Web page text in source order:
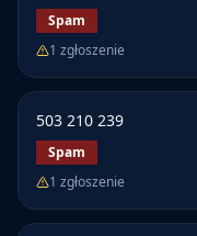
Spam
1 zgłoszenie
503 210 239
Spam
1 zgłoszenie